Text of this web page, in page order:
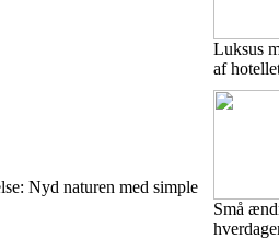
Nyd naturen med simple
Luksus
af
Små